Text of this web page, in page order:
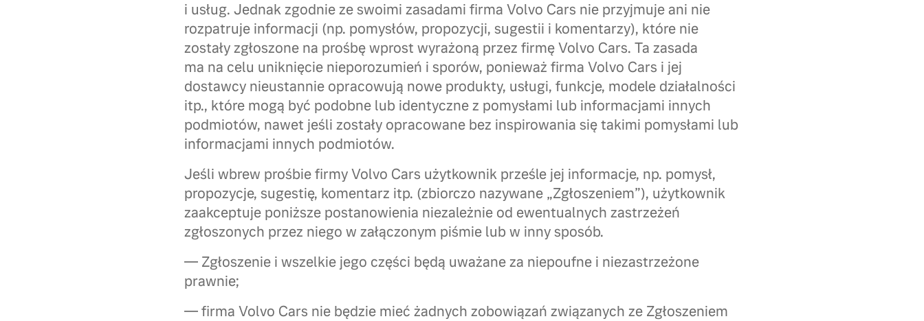
i usług. Jednak zgodnie ze swoimi zasadami firma Volvo Cars nie przyjmuje ani nie
rozpatruje informacji (np. pomysłów, propozycji, sugestii i komentarzy), które nie
zostały zgłoszone na prośbę wprost wyrażoną przez firmę Volvo Cars. Ta zasada
ma na celu uniknięcie nieporozumień i sporów, ponieważ firma Volvo Cars i jej
dostawcy nieustannie opracowują nowe produkty, usługi, funkcje, modele działalności
itp., które mogą być podobne lub identyczne z pomysłami lub informacjami innych
podmiotów, nawet jeśli zostały opracowane bez inspirowania się takimi pomysłami lub
informacjami innych podmiotów.
Jeśli wbrew prośbie firmy Volvo Cars użytkownik prześle jej informacje, np. pomysł,
propozycje, sugestię, komentarz itp. (zbiorczo nazywane „Zgłoszeniem”), użytkownik
zaakceptuje poniższe postanowienia niezależnie od ewentualnych zastrzeżeń
zgłoszonych przez niego w załączonym piśmie lub w inny sposób.
— Zgłoszenie i wszelkie jego części będą uważane za niepoufne i niezastrzeżone
prawnie;
— firma Volvo Cars nie będzie mieć żadnych zobowiązań związanych ze Zgłoszeniem